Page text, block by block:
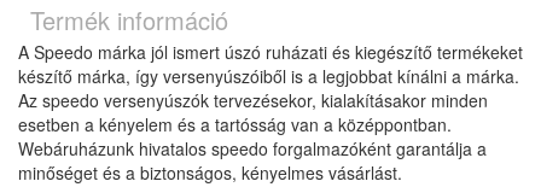
Termék információ
A Speedo márka jól ismert úszó ruházati és kiegészítő termékeket
készítő márka, így versenyúszóiből is a legjobbat kínálni a márka.
Az speedo versenyúszók tervezésekor, kialakításakor minden
esetben a kényelem és a tartósság van a középpontban.
Webáruházunk hivatalos speedo forgalmazóként garantálja a
minőséget és a biztonságos, kényelmes vásárlást.